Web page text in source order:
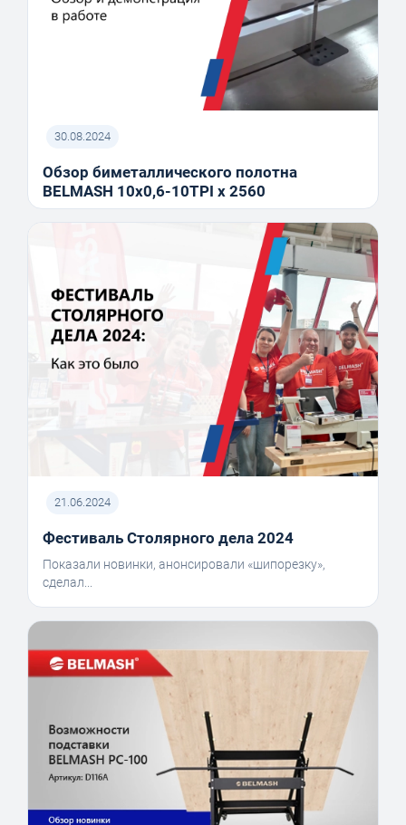
30.08.2024
Обзор биметаллического полотна
BELMASH 10x0,6-10TPI x 2560
21.06.2024
Фестиваль Столярного дела 2024
Показали новинки, анонсировали «шипорезку»,
сделал...